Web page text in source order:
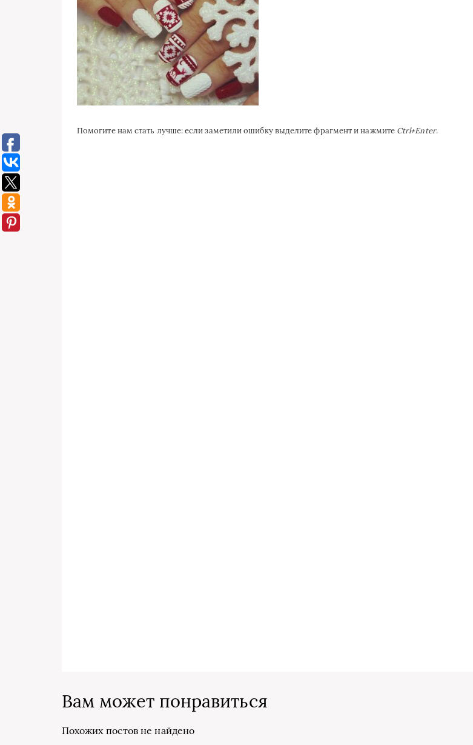
Помогите нам стать лучше: если заметили ошибку выделите фрагмент и нажмите Ctrl+Enter.
Вам может понравиться
Похожих постов не найдено